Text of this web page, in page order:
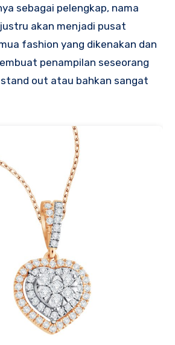
sebagai pelengkap, nama
akan menjadi pusat
fashion yang dikenakan dan
penampilan seseorang
out atau bahkan sangat